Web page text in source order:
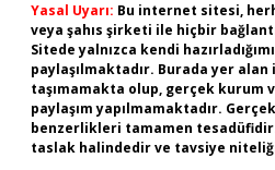
Yasal Uyarı: Bu internet sitesi,
veya şahıs şirketi ile hiçbir
Sitede yalnızca kendi
paylaşılmaktadır. Burada yer
taşımamakta olup, gerçek kurum
paylaşım yapılmamaktadır.
benzerlikleri tamamen
taslak halindedir ve tavsiye